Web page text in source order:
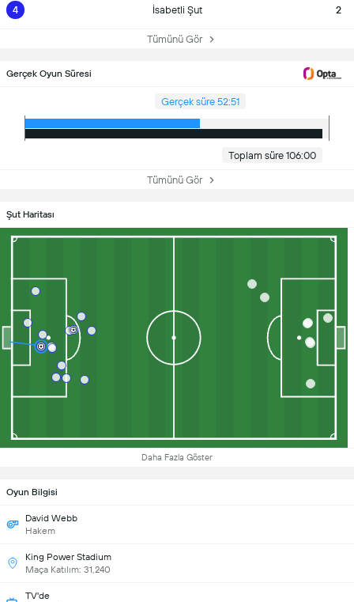
4 İsabetli Şut 2
Tümünü Gör
Gerçek Oyun Süresi
Gerçek süre 52:51
Toplam süre 106:00
Tümünü Gör
Şut Haritası
Daha Fazla Göster
Oyun Bilgisi
David Webb
Hakem
King Power Stadium
Maça Katılım: 31,240
TV'de